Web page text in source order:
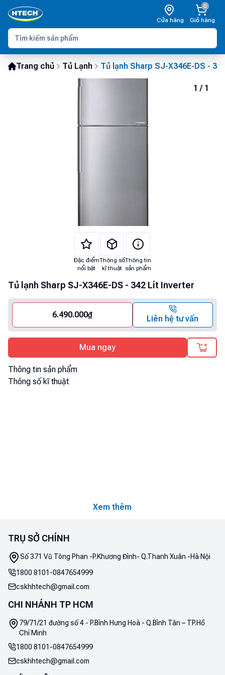
Cửa hàng
0
Giỏ hàng
Trang chủ Tủ Lạnh Tủ lạnh Sharp SJ-X346E-DS -
1 / 1
Đặc điểm
nổi bật
Thông số
kĩ thuật
Thông tin
sản phẩm
Tủ lạnh Sharp SJ-X346E-DS - 342 Lít Inverter
6.490.000₫ Liên hệ tư vấn
Mua ngay
Thông tin sản phẩm
Thông số kĩ thuật
Xem thêm
TRỤ SỞ CHÍNH
Số 371 Vũ Tông Phan -P.Khương Đình- Q.Thanh Xuân -Hà Nội
1800 8101 -0847654999
cskhhtech@gmail.com
CHI NHÁNH TP HCM
79/71/21 đường số 4 - P.Bình Hưng Hoà - Q.Bình Tân – TP.Hồ
Chí Minh
1800 8101 -0847654999
cskhhtech@gmail.com